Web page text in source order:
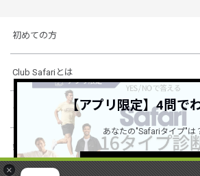
×
初めての方
Club Safariとは
ショッピングガイド
会社概要・規約
【アプリ限定】4問で
あなたの"Safariタイプ"は
詳しくはこちら ＞